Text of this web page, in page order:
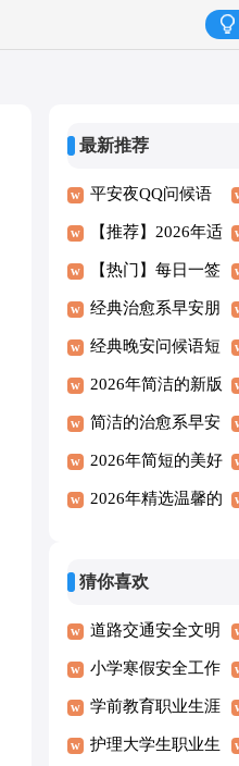
最新推荐
平安夜QQ问候语
42句
【推荐】2026年适
合早上发的早安
QQ问候语60句
【热门】每日一签
早安朋友圈问候语
汇编41条
经典治愈系早安朋
友圈问候语27句
经典晚安问候语短
信集锦33条
2026年简洁的新版
早安问候语28句
简洁的治愈系早安
问候语短信汇编52
句
2026年简短的美好
的晚安QQ问候语
2026年精选温馨的
句
猜你喜欢
道路交通安全文明
承诺书
小学寒假安全工作
自查报告2篇
学前教育职业生涯
规划书15篇
护理大学生职业生